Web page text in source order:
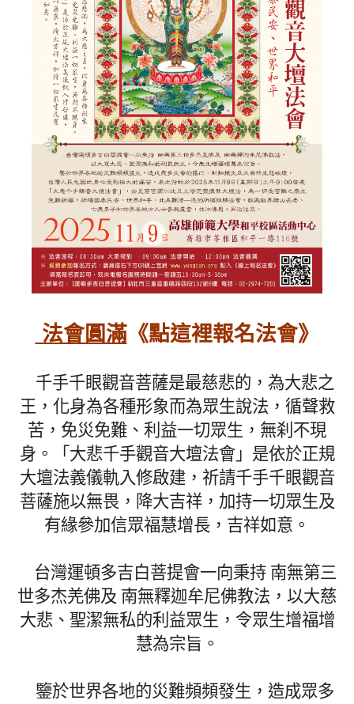
法會圓滿《點這裡報名法會》
千手千眼觀音菩薩是最慈悲的，為大悲之
王，化身為各種形象而為眾生說法，循聲救
苦，免災免難、利益一切眾生，無刹不現
身。「大悲千手觀音大壇法會」是依於正規
大壇法義儀軌入修啟建，祈請千手千眼觀音
菩薩施以無畏，降大吉祥，加持一切眾生及
有緣參加信眾福慧增長，吉祥如意。
台灣運頓多吉白菩提會一向秉持 南無第三
世多杰羌佛及 南無釋迦牟尼佛教法，以大慈
大悲、聖潔無私的利益眾生，令眾生增福增
慧為宗旨。
鑒於世界各地的災難頻頻發生，造成眾多